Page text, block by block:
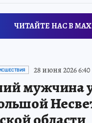
ЧИТАЙТЕ НАС В
28 июня 2026 6:40
мужчина